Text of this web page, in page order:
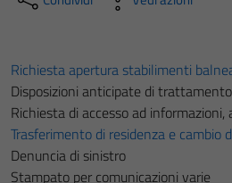
Richiesta apertura stabilimenti
Disposizioni anticipate di trattamento
Richiesta di accesso ad
Trasferimento di residenza e cambio
Denuncia di sinistro
Stampato per comunicazioni varie